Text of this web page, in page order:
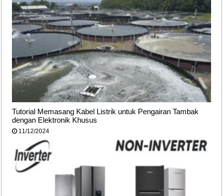
Tutorial Memasang Kabel Listrik untuk Pengairan Tambak
dengan Elektronik Khusus
11/12/2024